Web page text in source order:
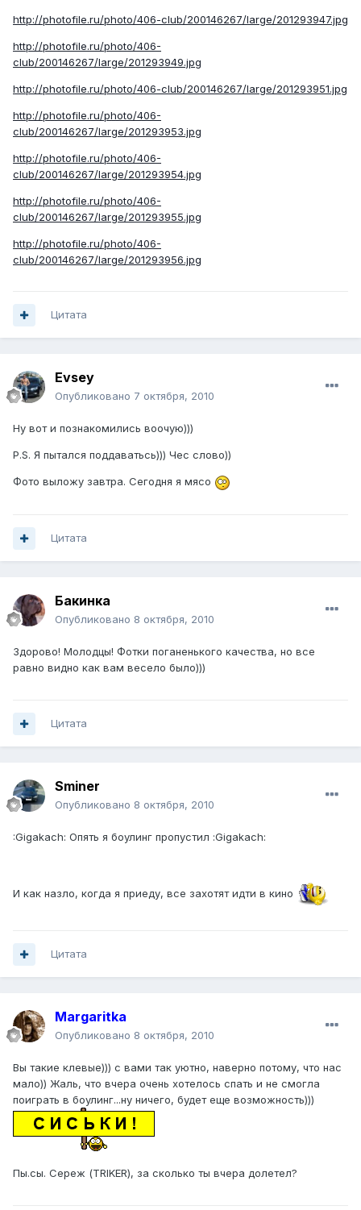
http://photofile.ru/photo/406-club/200146267/large/201293947.jpg
http://photofile.ru/photo/406-
club/200146267/large/201293949.jpg
http://photofile.ru/photo/406-club/200146267/large/201293951.jpg
http://photofile.ru/photo/406-
club/200146267/large/201293953.jpg
http://photofile.ru/photo/406-
club/200146267/large/201293954.jpg
http://photofile.ru/photo/406-
club/200146267/large/201293955.jpg
http://photofile.ru/photo/406-
club/200146267/large/201293956.jpg
Цитата
Evsey
Опубликовано 7 октября, 2010
Ну вот и познакомились воочую)))
P.S. Я пытался поддаватьсь))) Чес слово))
Фото выложу завтра. Сегодня я мясо
Цитата
Бакинка
Опубликовано 8 октября, 2010
Здорово! Молодцы! Фотки поганенького качества, но все
равно видно как вам весело было)))
Цитата
Sminer
Опубликовано 8 октября, 2010
:Gigakach: Опять я боулинг пропустил :Gigakach:
И как назло, когда я приеду, все захотят идти в кино
Цитата
Margaritka
Опубликовано 8 октября, 2010
Вы такие клевые))) с вами так уютно, наверно потому, что нас
мало)) Жаль, что вчера очень хотелось спать и не смогла
поиграть в боулинг...ну ничего, будет еще возможность)))
Пы.сы. Сереж (TRIKER), за сколько ты вчера долетел?